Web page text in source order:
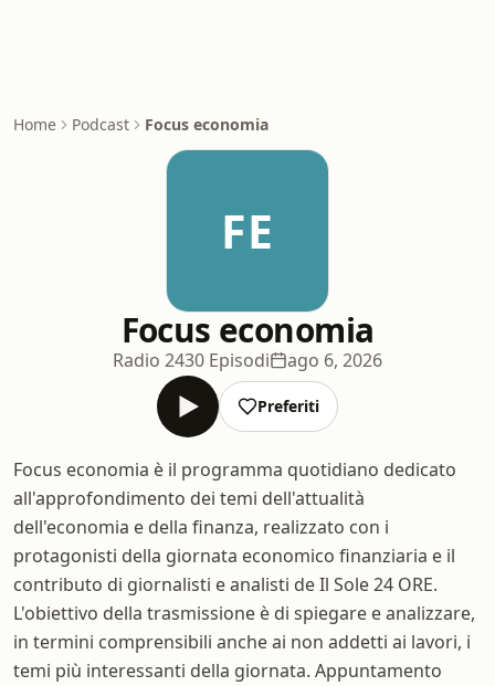
Home Podcast Focus economia
FE
Focus economia
Radio 2430 Episodi ago 6, 2026
Preferiti
Focus economia è il programma quotidiano dedicato
all'approfondimento dei temi dell'attualità
dell'economia e della finanza, realizzato con i
protagonisti della giornata economico finanziaria e il
contributo di giornalisti e analisti de Il Sole 24 ORE.
L'obiettivo della trasmissione è di spiegare e analizzare,
in termini comprensibili anche ai non addetti ai lavori, i
temi più interessanti della giornata. Appuntamento